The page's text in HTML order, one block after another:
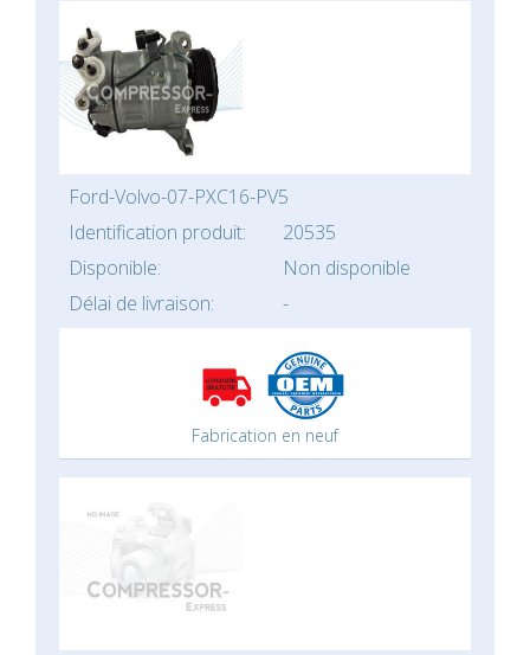
Ford-Volvo-07-PXC16-PV5
Identification produit:
20535
Disponible:
Non disponible
Délai de livraison:
-
Fabrication en neuf